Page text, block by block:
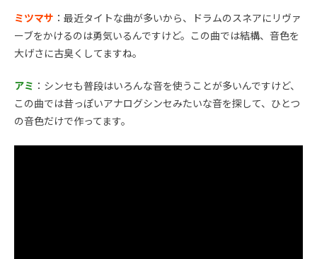
ミツマサ ：最近タイトな曲が多いから、ドラムのスネアにリヴァ
ーブをかけるのは勇気いるんですけど。この曲では結構、音色を
大げさに古臭くしてますね。
アミ ：シンセも普段はいろんな音を使うことが多いんですけど、
この曲では昔っぽいアナログシンセみたいな音を探して、ひとつ
の音色だけで作ってます。